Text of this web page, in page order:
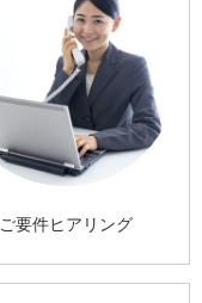
ご要件ヒアリング